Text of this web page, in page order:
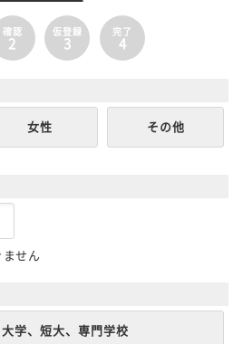
確認
2
仮登録
3
完了
4
女性 その他
せん
学、短大、専門学校